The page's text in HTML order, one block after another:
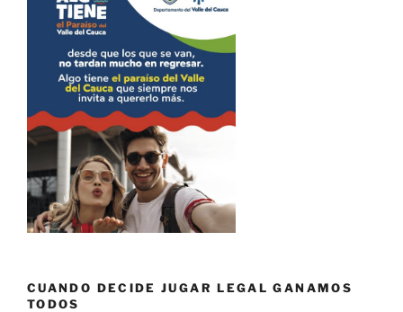
CUANDO DECIDE JUGAR LEGAL GANAMOS
TODOS